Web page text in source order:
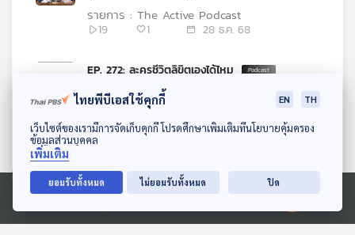
ดาวน์โหลด Thai PBS Podcast Application
Ⓒ 2020 องค์การกระจายเสียงและแพร่ภาพสาธารณะแห่งประเทศไทย
19 1 28 ธ.ค. 68
รายการ : The Active Podcast
EP. 272: ละครชีวิตลิขิตเองได้ไหม
20 0
รายการ : The Active Podcast
EP. 271: เมื่อ ม้านั่งมีหู When
รายการ : The Active Podcast
ไทยพีบีเอสใช้คุกกี้ EN TH
เว็บไซต์ของเรามีการจัดเก็บคุกกี้ โปรดศึกษาเพิ่มเติมที่นโยบายคุ้มครอง
ข้อมูลส่วนบุคคล
เพิ่มเติม
ยอมรับทั้งหมด ไม่ยอมรับทั้งหมด ปิด